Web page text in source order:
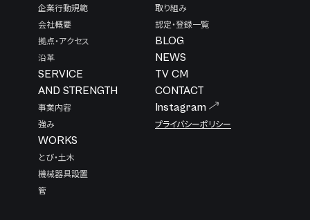
企業行動規範
会社概要
拠点・アクセス
沿革
SERVICE
AND STRENGTH
事業内容
強み
WORKS
とび・土木
機械器具設置
管
取り組み
認定・登録一覧
BLOG
NEWS
TV CM
CONTACT
Instagram
プライバシーポリシー